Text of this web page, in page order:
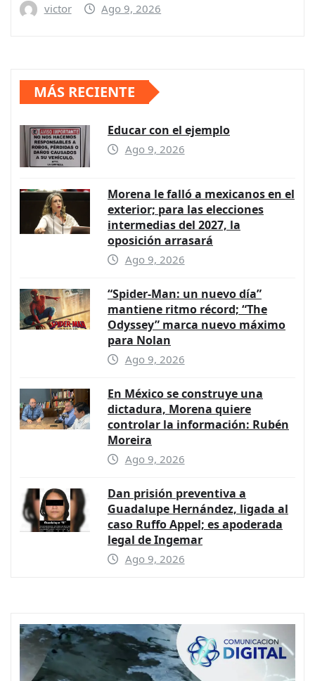
victor Ago 9, 2026
MÁS RECIENTE
Educar con el ejemplo
Ago 9, 2026
Morena le falló a mexicanos en el
exterior; para las elecciones
intermedias del 2027, la
oposición arrasará
Ago 9, 2026
“Spider-Man: un nuevo día”
mantiene ritmo récord; “The
Odyssey” marca nuevo máximo
para Nolan
Ago 9, 2026
En México se construye una
dictadura, Morena quiere
controlar la información: Rubén
Moreira
Ago 9, 2026
Dan prisión preventiva a
Guadalupe Hernández, ligada al
caso Ruffo Appel; es apoderada
legal de Ingemar
Ago 9, 2026